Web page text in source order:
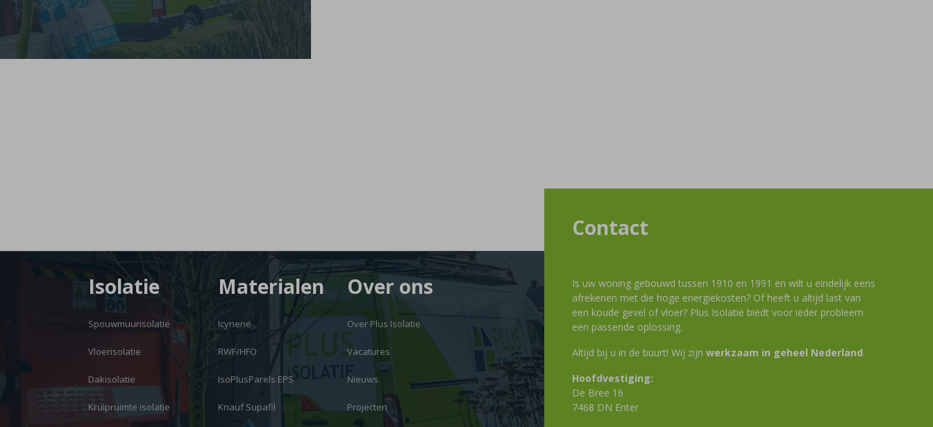
Isolatie
Spouwmuurisolatie
Vloerisolatie
Dakisolatie
Kruipruimte isolatie
Materialen
Icynene
RWF/HFO
IsoPlusParels EPS
Knauf Supafil
Over ons
Over Plus Isolatie
Vacatures
Nieuws
Projecten
Contact
Is uw woning gebouwd tussen 1910 en 1991 en wilt u eindelijk eens
afrekenen met die hoge energiekosten? Of heeft u altijd last van
een koude gevel of vloer? Plus Isolatie biedt voor ieder probleem
een passende oplossing.
Altijd bij u in de buurt! Wij zijn werkzaam in geheel Nederland.
Hoofdvestiging:
De Bree 16
7468 DN Enter